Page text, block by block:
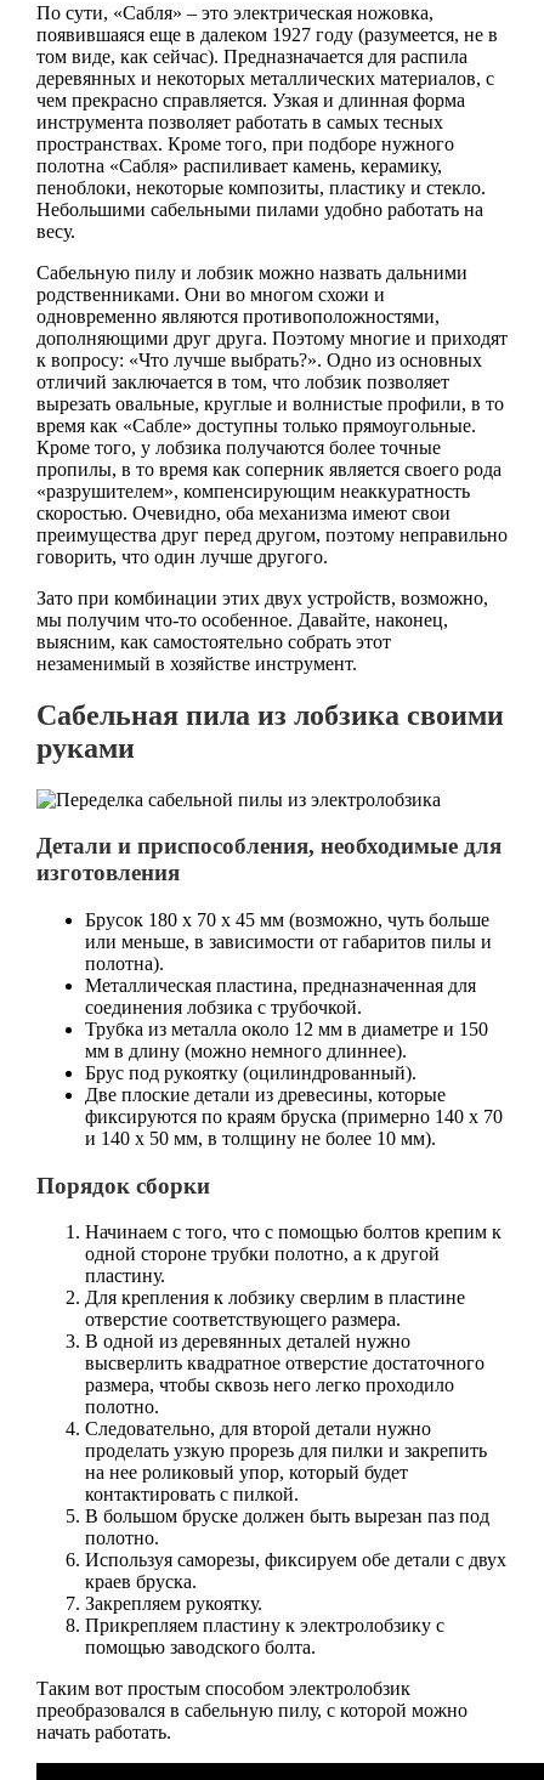
По сути, «Сабля» – это электрическая ножовка,
появившаяся еще в далеком 1927 году (разумеется, не в
том виде, как сейчас). Предназначается для распила
деревянных и некоторых металлических материалов, с
чем прекрасно справляется. Узкая и длинная форма
инструмента позволяет работать в самых тесных
пространствах. Кроме того, при подборе нужного
полотна «Сабля» распиливает камень, керамику,
пеноблоки, некоторые композиты, пластику и стекло.
Небольшими сабельными пилами удобно работать на
весу.
Сабельную пилу и лобзик можно назвать дальними
родственниками. Они во многом схожи и
одновременно являются противоположностями,
дополняющими друг друга. Поэтому многие и приходят
к вопросу: «Что лучше выбрать?». Одно из основных
отличий заключается в том, что лобзик позволяет
вырезать овальные, круглые и волнистые профили, в то
время как «Сабле» доступны только прямоугольные.
Кроме того, у лобзика получаются более точные
пропилы, в то время как соперник является своего рода
«разрушителем», компенсирующим неаккуратность
скоростью. Очевидно, оба механизма имеют свои
преимущества друг перед другом, поэтому неправильно
говорить, что один лучше другого.
Зато при комбинации этих двух устройств, возможно,
мы получим что-то особенное. Давайте, наконец,
выясним, как самостоятельно собрать этот
незаменимый в хозяйстве инструмент.
Сабельная пила из лобзика своими
руками
Детали и приспособления, необходимые для
изготовления
Брусок 180 х 70 х 45 мм (возможно, чуть больше
или меньше, в зависимости от габаритов пилы и
полотна).
Металлическая пластина, предназначенная для
соединения лобзика с трубочкой.
Трубка из металла около 12 мм в диаметре и 150
мм в длину (можно немного длиннее).
Брус под рукоятку (оцилиндрованный).
Две плоские детали из древесины, которые
фиксируются по краям бруска (примерно 140 х 70
и 140 х 50 мм, в толщину не более 10 мм).
Порядок сборки
Начинаем с того, что с помощью болтов крепим к
одной стороне трубки полотно, а к другой
пластину.
Для крепления к лобзику сверлим в пластине
отверстие соответствующего размера.
В одной из деревянных деталей нужно
высверлить квадратное отверстие достаточного
размера, чтобы сквозь него легко проходило
полотно.
Следовательно, для второй детали нужно
проделать узкую прорезь для пилки и закрепить
на нее роликовый упор, который будет
контактировать с пилкой.
В большом бруске должен быть вырезан паз под
полотно.
Используя саморезы, фиксируем обе детали с двух
краев бруска.
Закрепляем рукоятку.
Прикрепляем пластину к электролобзику с
помощью заводского болта.
Таким вот простым способом электролобзик
преобразовался в сабельную пилу, с которой можно
начать работать.